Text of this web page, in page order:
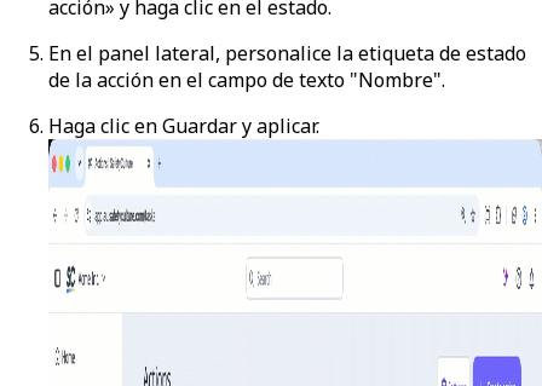
acción» y haga clic en el estado.
En el panel lateral, personalice la etiqueta de estado
de la acción en el campo de texto "Nombre".
Haga clic enGuardar y aplicar.